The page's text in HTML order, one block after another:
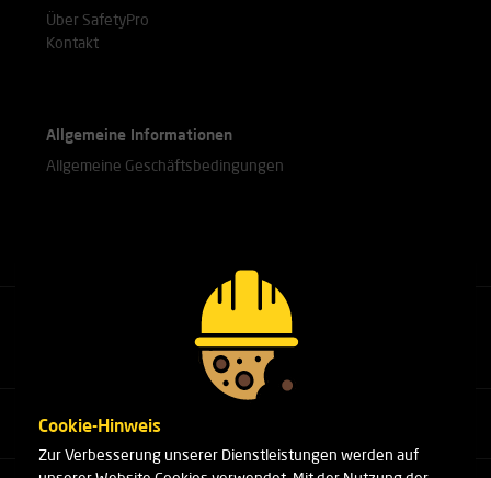
Über SafetyPro
Kontakt
Allgemeine Informationen
Allgemeine Geschäftsbedingungen
Rufen Sie unsere Experten an.
+31(0)76 751 25 18
Cookie-Hinweis
Zur Verbesserung unserer Dienstleistungen werden auf